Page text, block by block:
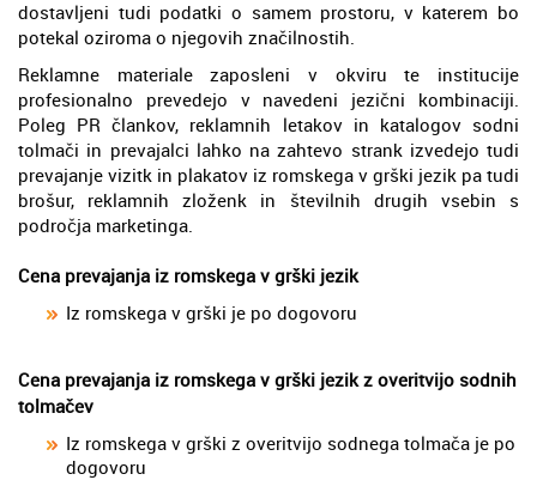
dostavljeni tudi podatki o samem prostoru, v katerem bo
potekal oziroma o njegovih značilnostih.
Reklamne materiale zaposleni v okviru te institucije
profesionalno prevedejo v navedeni jezični kombinaciji.
Poleg PR člankov, reklamnih letakov in katalogov sodni
tolmači in prevajalci lahko na zahtevo strank izvedejo tudi
prevajanje vizitk in plakatov iz romskega v grški jezik pa tudi
brošur, reklamnih zloženk in številnih drugih vsebin s
področja marketinga.
Cena prevajanja iz romskega v grški jezik
Iz romskega v grški je po dogovoru
Cena prevajanja iz romskega v grški jezik z overitvijo sodnih
tolmačev
Iz romskega v grški z overitvijo sodnega tolmača je po
dogovoru